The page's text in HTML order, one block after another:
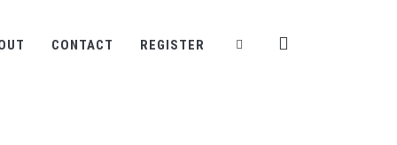
CONTACT REGISTER